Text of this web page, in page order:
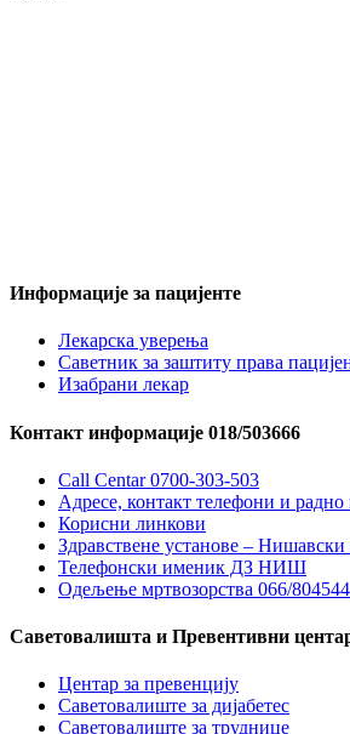
Информације за пацијенте
Лекарска уверења
Саветник за заштиту права
Изабрани лекар
Контакт информације 018/503666
Call Centar 0700-303-503
Адресe, контакт телефони и радно
Корисни линкови
Здравствене установе – Нишавски
Телефонски именик ДЗ НИШ
Одељење мртвозорства 066/
Саветовалишта и Превентивни
Центар за превенцију
Саветовалиште за дијабетес
Саветовалиште за труднице